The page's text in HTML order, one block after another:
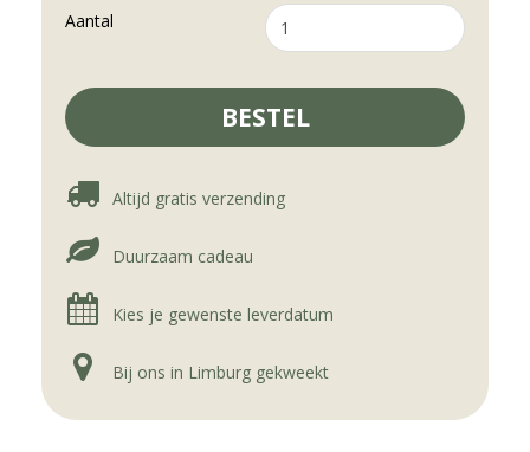
Aantal
Altijd gratis verzending
Duurzaam cadeau
Kies je gewenste leverdatum
Bij ons in Limburg gekweekt